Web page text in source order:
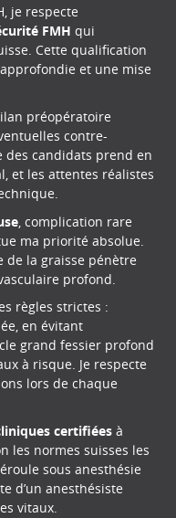
je respecte
FMH qui
Cette qualification
et une mise
préopératoire
contre-
des candidats prend en
et les attentes réalistes
, complication rare
ma priorité absolue.
de la graisse pénètre
profond.
règles strictes :
en évitant
grand fessier profond
à risque. Je respecte
lors de chaque
certifiées à
les normes suisses les
sous anesthésie
d’un anesthésiste
vitaux.